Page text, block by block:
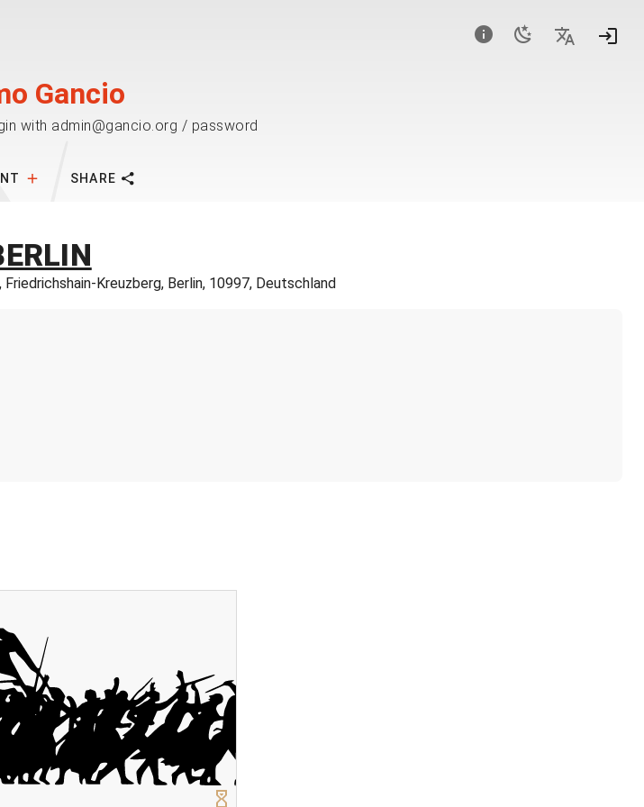
Gancio
with admin@gancio.org / password
SHARE
Kreuzberg, Berlin, 10997, Deutschland